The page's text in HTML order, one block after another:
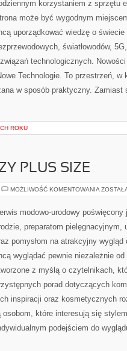
korzystaniem z sprzętu
może być wygodnym
uporządkować wiedzę o
światłowodów,
technologicznych.
Technologie. To przestrzeń, w
w sposób praktyczny. Zamiast
ROKU
PLUS SIZE
MOŻLIWOŚĆ KOMENTOWANIA MAKIJAŻ
PLUS
SIZE
modowo-urodowy poświęcony
preparatom pielęgnacyjnym,
pomysłom na atrakcyjny wygląd
wyglądać pewnie niezależnie
z myślą o czytelnikach,
porad dotyczących
inspiracji oraz kosmetycznych
które interesują się
podejściem do